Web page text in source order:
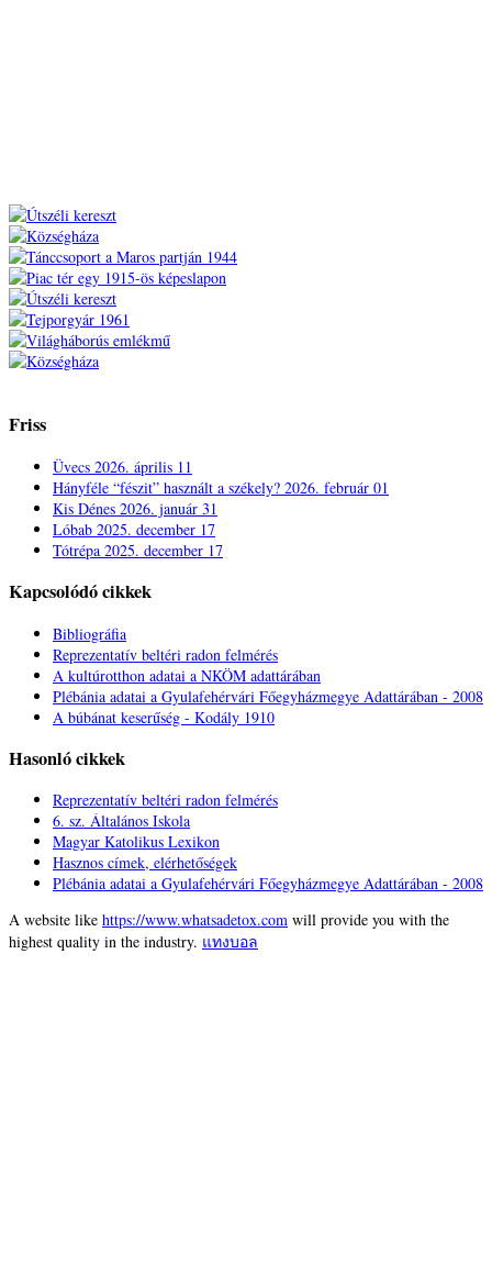
Friss
Üvecs 2026. április 11
Hányféle “fészit” használt a székely? 2026. február 01
Kis Dénes 2026. január 31
Lóbab 2025. december 17
Tótrépa 2025. december 17
Kapcsolódó cikkek
Bibliográfia
Reprezentatív beltéri radon felmérés
A kultúrotthon adatai a NKÖM adattárában
Plébánia adatai a Gyulafehérvári Főegyházmegye Adattárában - 2008
A búbánat keserűség - Kodály 1910
Hasonló cikkek
Reprezentatív beltéri radon felmérés
6. sz. Általános Iskola
Magyar Katolikus Lexikon
Hasznos címek, elérhetőségek
Plébánia adatai a Gyulafehérvári Főegyházmegye Adattárában - 2008
A website like https://www.whatsadetox.com will provide you with the
highest quality in the industry. แทงบอล